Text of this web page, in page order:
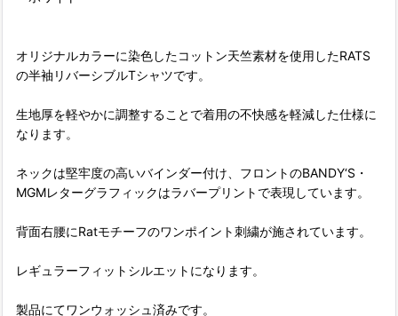
オリジナルカラーに染色したコットン天竺素材を使用したRATS
の半袖リバーシブルTシャツです。
生地厚を軽やかに調整することで着用の不快感を軽減した仕様に
なります。
ネックは堅牢度の高いバインダー付け、フロントのBANDY‘S・
MGMレターグラフィックはラバープリントで表現しています。
背面右腰にRatモチーフのワンポイント刺繍が施されています。
レギュラーフィットシルエットになります。
製品にてワンウォッシュ済みです。